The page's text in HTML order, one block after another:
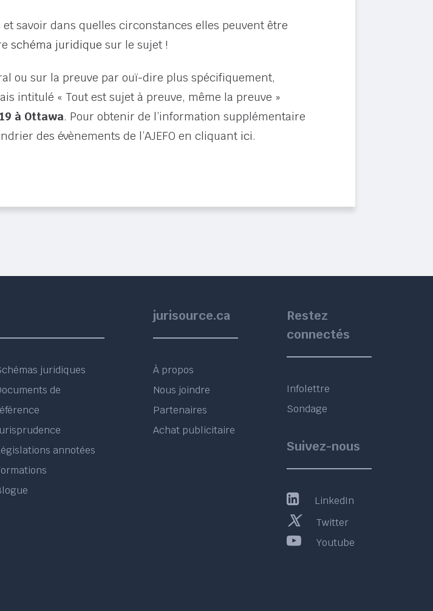
savoir dans quelles circonstances elles peuvent être
schéma juridique sur le sujet !
ou sur la preuve par ouï-dire plus spécifiquement,
intitulé « Tout est sujet à preuve, même la preuve »
à Ottawa. Pour obtenir de l’information supplémentaire
des évènements de l’AJEFO en cliquant ici.
juridiques
de
annotées
jurisource.ca
À propos
Nous joindre
Partenaires
Achat publicitaire
Restez
connectés
Infolettre
Sondage
Suivez-nous
LinkedIn
Twitter
Youtube